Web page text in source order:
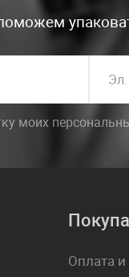
моих
Оплата и